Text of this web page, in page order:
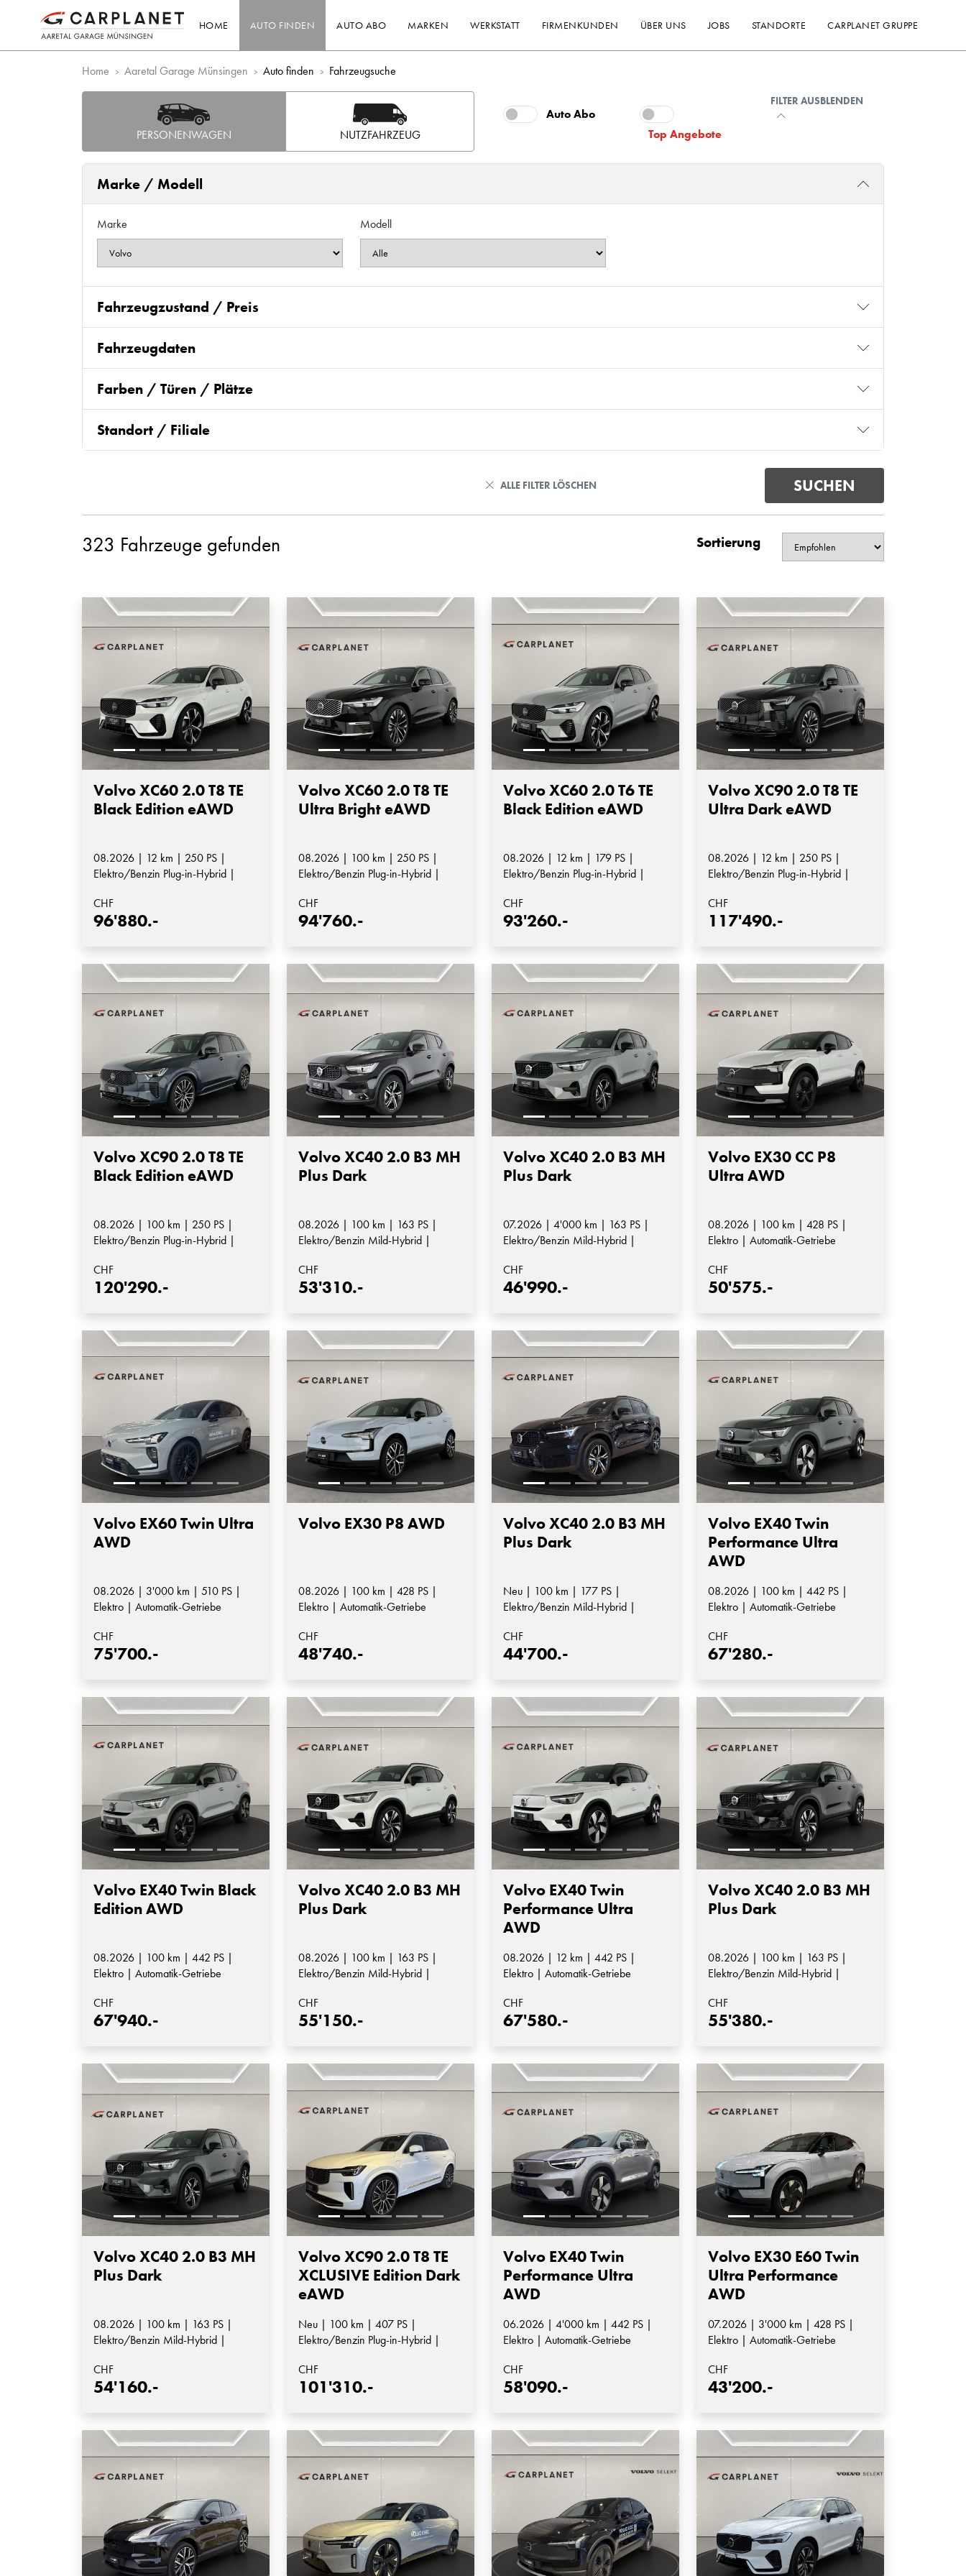
HOME AUTO FINDEN AUTO ABO MARKEN WERKSTATT FIRMENKUNDEN ÜBER UNS JOBS STANDORTE CARPLANET GRUPPE
Home Aaretal Garage Münsingen Auto finden Fahrzeugsuche
PERSONENWAGEN NUTZFAHRZEUG
Auto Abo
Top Angebote
FILTER AUSBLENDEN
Marke / Modell
Marke Modell
Fahrzeugzustand / Preis
Fahrzeugdaten
Farben / Türen / Plätze
Standort / Filiale
ALLE FILTER LÖSCHEN
323 Fahrzeuge gefunden Sortierung
Volvo XC60 2.0 T8 TE
Black Edition eAWD
08.2026 | 12 km | 250 PS |
Elektro/Benzin Plug-in-Hybrid |
CHF
96'880.-
Volvo XC60 2.0 T8 TE
Ultra Bright eAWD
08.2026 | 100 km | 250 PS |
Elektro/Benzin Plug-in-Hybrid |
CHF
94'760.-
Volvo XC60 2.0 T6 TE
Black Edition eAWD
08.2026 | 12 km | 179 PS |
Elektro/Benzin Plug-in-Hybrid |
CHF
93'260.-
Volvo XC90 2.0 T8 TE
Ultra Dark eAWD
08.2026 | 12 km | 250 PS |
Elektro/Benzin Plug-in-Hybrid |
CHF
117'490.-
Volvo XC90 2.0 T8 TE
Black Edition eAWD
08.2026 | 100 km | 250 PS |
Elektro/Benzin Plug-in-Hybrid |
CHF
120'290.-
Volvo XC40 2.0 B3 MH
Plus Dark
08.2026 | 100 km | 163 PS |
Elektro/Benzin Mild-Hybrid |
CHF
53'310.-
Volvo XC40 2.0 B3 MH
Plus Dark
07.2026 | 4'000 km | 163 PS |
Elektro/Benzin Mild-Hybrid |
CHF
46'990.-
Volvo EX30 CC P8
Ultra AWD
08.2026 | 100 km | 428 PS |
Elektro | Automatik-Getriebe
CHF
50'575.-
Volvo EX60 Twin Ultra
AWD
08.2026 | 3'000 km | 510 PS |
Elektro | Automatik-Getriebe
CHF
75'700.-
Volvo EX30 P8 AWD
08.2026 | 100 km | 428 PS |
Elektro | Automatik-Getriebe
CHF
48'740.-
Volvo XC40 2.0 B3 MH
Plus Dark
Neu | 100 km | 177 PS |
Elektro/Benzin Mild-Hybrid |
CHF
44'700.-
Volvo EX40 Twin
Performance Ultra
AWD
08.2026 | 100 km | 442 PS |
Elektro | Automatik-Getriebe
CHF
67'280.-
Volvo EX40 Twin Black
Edition AWD
08.2026 | 100 km | 442 PS |
Elektro | Automatik-Getriebe
CHF
67'940.-
Volvo XC40 2.0 B3 MH
Plus Dark
08.2026 | 100 km | 163 PS |
Elektro/Benzin Mild-Hybrid |
CHF
55'150.-
Volvo EX40 Twin
Performance Ultra
AWD
08.2026 | 12 km | 442 PS |
Elektro | Automatik-Getriebe
CHF
67'580.-
Volvo XC40 2.0 B3 MH
Plus Dark
08.2026 | 100 km | 163 PS |
Elektro/Benzin Mild-Hybrid |
CHF
55'380.-
Volvo XC40 2.0 B3 MH
Plus Dark
08.2026 | 100 km | 163 PS |
Elektro/Benzin Mild-Hybrid |
CHF
54'160.-
Volvo XC90 2.0 T8 TE
XCLUSIVE Edition Dark
eAWD
Neu | 100 km | 407 PS |
Elektro/Benzin Plug-in-Hybrid |
CHF
101'310.-
Volvo EX40 Twin
Performance Ultra
AWD
06.2026 | 4'000 km | 442 PS |
Elektro | Automatik-Getriebe
CHF
58'090.-
Volvo EX30 E60 Twin
Ultra Performance
AWD
07.2026 | 3'000 km | 428 PS |
Elektro | Automatik-Getriebe
CHF
43'200.-